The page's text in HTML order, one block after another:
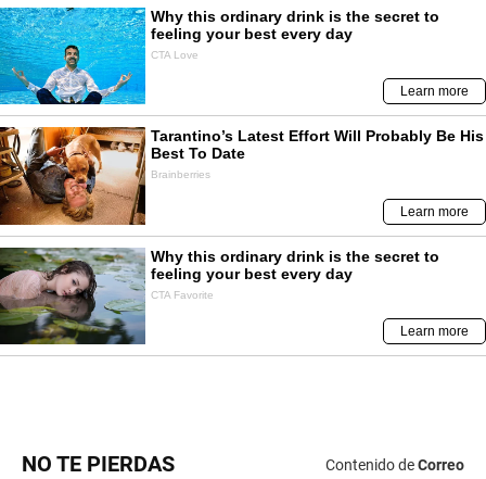
NO TE PIERDAS Contenido deCorreo